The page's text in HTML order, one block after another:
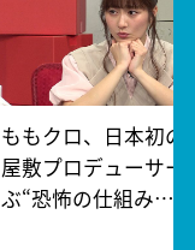
ももクロ、日本初の
屋敷プロデューサー
ぶ“恐怖の仕組み…